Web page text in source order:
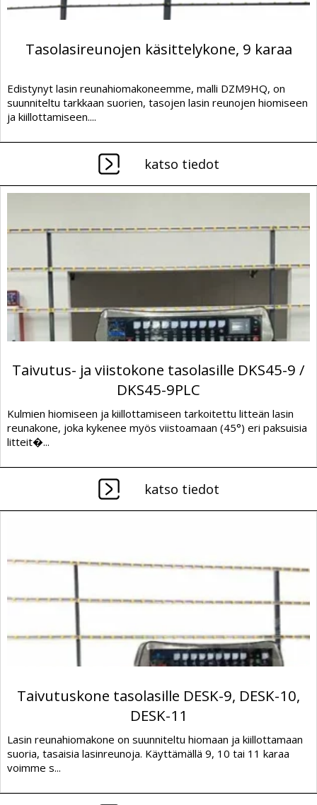
Tasolasireunojen käsittelykone, 9 karaa
Edistynyt lasin reunahiomakoneemme, malli DZM9HQ, on
suunniteltu tarkkaan suorien, tasojen lasin reunojen hiomiseen
ja kiillottamiseen....
katso tiedot
Taivutus- ja viistokone tasolasille DKS45-9 /
DKS45-9PLC
Kulmien hiomiseen ja kiillottamiseen tarkoitettu litteän lasin
reunakone, joka kykenee myös viistoamaan (45°) eri paksuisia
litteit�...
katso tiedot
Taivutuskone tasolasille DESK-9, DESK-10,
DESK-11
Lasin reunahiomakone on suunniteltu hiomaan ja kiillottamaan
suoria, tasaisia lasinreunoja. Käyttämällä 9, 10 tai 11 karaa
voimme s...